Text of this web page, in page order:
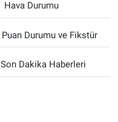
Hava Durumu
Puan Durumu ve Fikstür
Son Dakika Haberleri